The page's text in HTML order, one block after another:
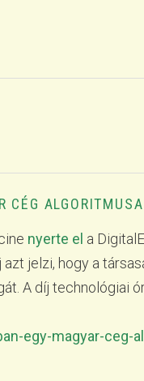
CÉG ALGORITMUSA
nyerte el a
jelzi, hogy a
A díj technológiai
egy-magyar-ceg-